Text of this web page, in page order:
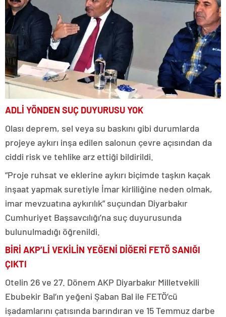
ADLİ YÖNDEN SUÇ DUYURUSU YOK
Olası deprem, sel veya su baskını gibi durumlarda
projeye aykırı inşa edilen salonun çevre açısından da
ciddi risk ve tehlike arz ettiği bildirildi.
“Proje ruhsat ve eklerine aykırı biçimde taşkın kaçak
inşaat yapmak suretiyle İmar kirliliğine neden olmak,
imar mevzuatına aykırılık” suçundan Diyarbakır
Cumhuriyet Başsavcılığı’na suç duyurusunda
bulunulmadığı öğrenildi.
BİRİ AKP’Lİ VEKİLİN YEĞENİ DİĞERİ FETÖ SANIĞI
ÇIKTI
Otelin 26 ve 27. Dönem AKP Diyarbakır Milletvekili
Ebubekir Bal’ın yeğeni Şaban Bal ile FETÖ’cü
işadamlarını çatısında barındıran ve 15 Temmuz darbe